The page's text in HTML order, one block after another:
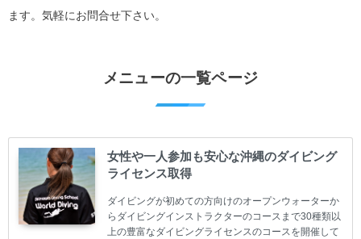
ます。気軽にお問合せ下さい。
メニューの一覧ページ
女性や一人参加も安心な沖縄のダイビング
ライセンス取得
ダイビングが初めての方向けのオープンウォーターか
らダイビングインストラクターのコースまで30種類以
上の豊富なダイビングライセンスのコースを開催して